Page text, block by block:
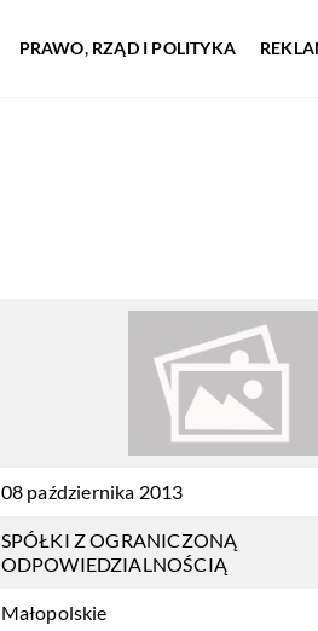
PRAWO, RZĄD I POLITYKA
08 października 2013
SPÓŁKI Z OGRANICZONĄ
ODPOWIEDZIALNOŚCIĄ
Małopolskie